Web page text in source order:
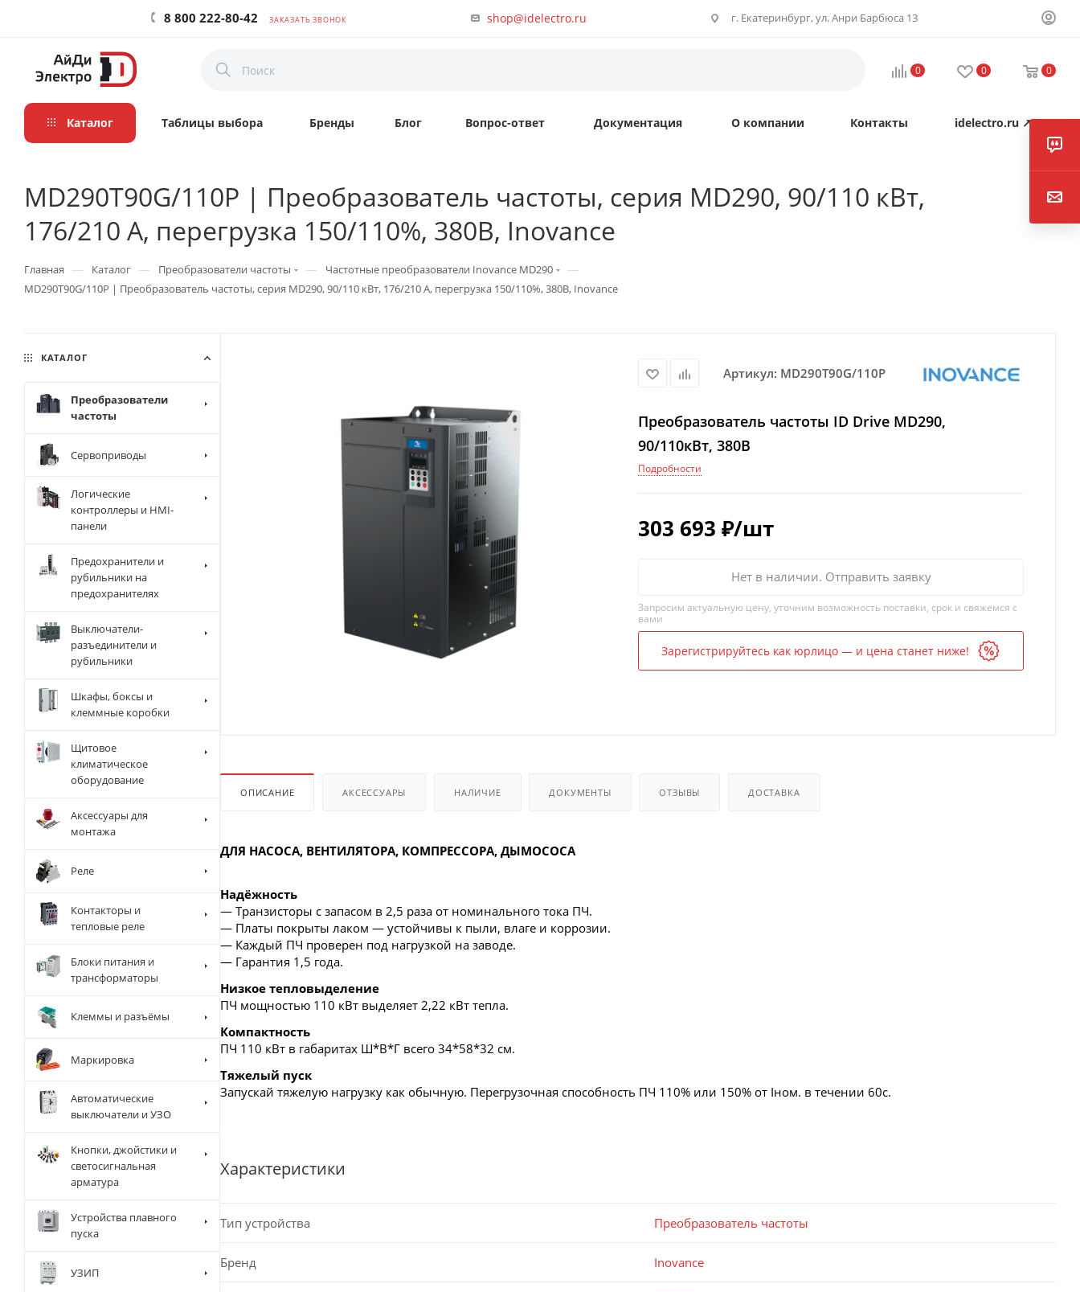
8 800 222-80-42 ЗАКАЗАТЬ ЗВОНОК shop@idelectro.ru г. Екатеринбург, ул. Анри Барбюса 13
0 0 0
Каталог Таблицы выбора Бренды Блог Вопрос-ответ Документация О компании Контакты idelectro.ru ↗
MD290T90G/110P | Преобразователь частоты, серия MD290, 90/110 кВт,
176/210 А, перегрузка 150/110%, 380B, Inovance
Главная — Каталог — Преобразователи частоты — Частотные преобразователи Inovance MD290 —
MD290T90G/110P | Преобразователь частоты, серия MD290, 90/110 кВт, 176/210 А, перегрузка 150/110%, 380B, Inovance
Артикул: MD290T90G/110P
Преобразователь частоты ID Drive MD290,
90/110кВт, 380В
Подробности
303 693 ₽/шт
Нет в наличии. Отправить заявку
Запросим актуальную цену, уточним возможность поставки, срок и свяжемся с
вами
Зарегистрируйтесь как юрлицо — и цена станет ниже!
ОПИСАНИЕ АКСЕССУАРЫ НАЛИЧИЕ ДОКУМЕНТЫ ОТЗЫВЫ ДОСТАВКА
ДЛЯ НАСОСА, ВЕНТИЛЯТОРА, КОМПРЕССОРА, ДЫМОСОСА
Надёжность
— Транзисторы с запасом в 2,5 раза от номинального тока ПЧ.
— Платы покрыты лаком — устойчивы к пыли, влаге и коррозии.
— Каждый ПЧ проверен под нагрузкой на заводе.
— Гарантия 1,5 года.
Низкое тепловыделение
ПЧ мощностью 110 кВт выделяет 2,22 кВт тепла.
Компактность
ПЧ 110 кВт в габаритах Ш*В*Г всего 34*58*32 см.
Тяжелый пуск
Запускай тяжелую нагрузку как обычную. Перегрузочная способность ПЧ 110% или 150% от Iном. в течении 60с.
Характеристики
Тип устройства Преобразователь частоты
Бренд Inovance
КАТАЛОГ
Преобразователи
частоты
Сервоприводы
Логические
контроллеры и HMI-
панели
Предохранители и
рубильники на
предохранителях
Выключатели-
разъединители и
рубильники
Шкафы, боксы и
клеммные коробки
Щитовое
климатическое
оборудование
Аксессуары для
монтажа
Реле
Контакторы и
тепловые реле
Блоки питания и
трансформаторы
Клеммы и разъёмы
Маркировка
Автоматические
выключатели и УЗО
Кнопки, джойстики и
светосигнальная
арматура
Устройства плавного
пуска
УЗИП